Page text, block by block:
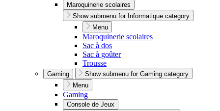
Maroquinerie scolaires
Show submenu for Informatique category
Menu
Maroquinerie scolaires
Sac à dos
Sac à goûter
Trousse
Gaming
Show submenu for Gaming category
Menu
Gaming
Console de Jeux